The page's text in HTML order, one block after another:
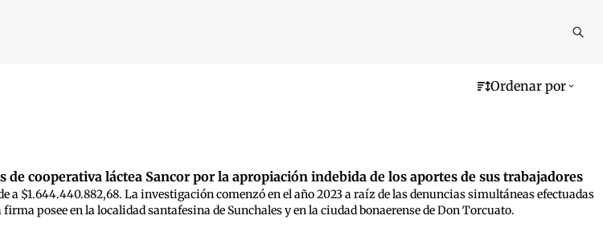
Ordenar por
de cooperativa láctea Sancor por la apropiación indebida de los aportes de sus trabajadores
a $1.644.440.882,68. La investigación comenzó en el año 2023 a raíz de las denuncias simultáneas efectuadas
posee en la localidad santafesina de Sunchales y en la ciudad bonaerense de Don Torcuato.